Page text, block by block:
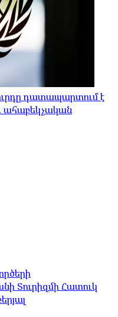
դատապարտում է
ահաբեկչական
Տուրիզմի Հատուկ